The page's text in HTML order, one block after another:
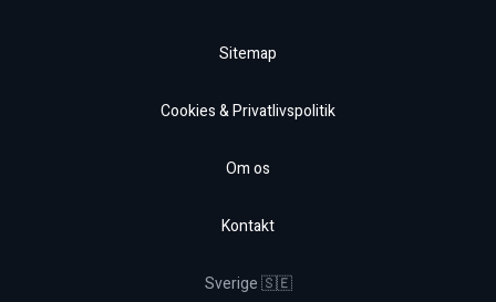
Sitemap
Cookies & Privatlivspolitik
Om os
Kontakt
Sverige 🇸🇪